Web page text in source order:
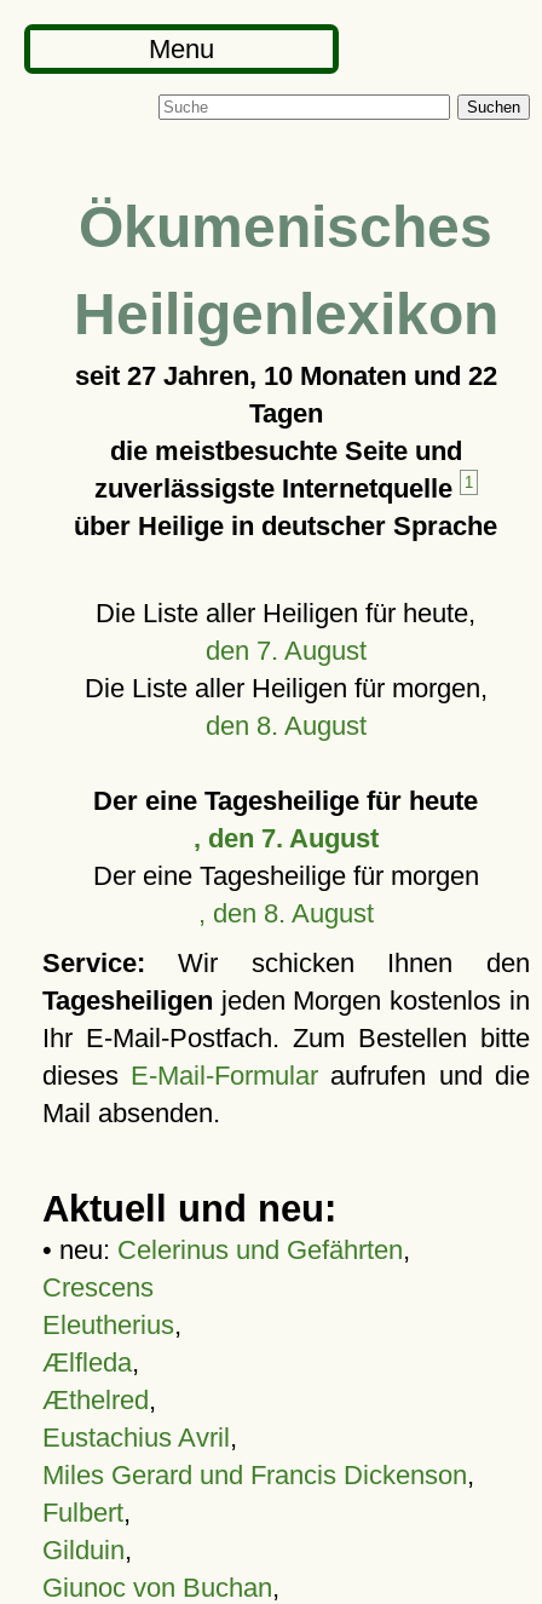
Menu
Suchen
Ökumenisches
Heiligenlexikon
seit 27 Jahren, 10 Monaten und 22
Tagen
die meistbesuchte Seite und
zuverlässigste Internetquelle
1
über Heilige in deutscher Sprache
Die Liste aller Heiligen für heute,
den 7. August
Die Liste aller Heiligen für morgen,
den 8. August
Der eine Tagesheilige für heute
, den 7. August
Der eine Tagesheilige für morgen
, den 8. August
Service: Wir schicken Ihnen den
Tagesheiligen jeden Morgen kostenlos in
Ihr E-Mail-Postfach. Zum Bestellen bitte
dieses E-Mail-Formular aufrufen und die
Mail absenden.
Aktuell und neu:
• neu: Celerinus und Gefährten,
Crescens
Eleutherius,
Ælfleda,
Æthelred,
Eustachius Avril,
Miles Gerard und Francis Dickenson,
Fulbert,
Gilduin,
Giunoc von Buchan,